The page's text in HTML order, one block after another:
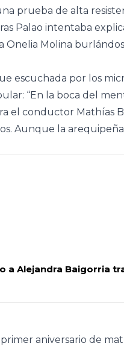
prueba de alta
Palao intentaba
Onelia Molina
escuchada por los
“En la boca del
el conductor Mathías
Aunque la
a Alejandra Baigorria
aniversario de